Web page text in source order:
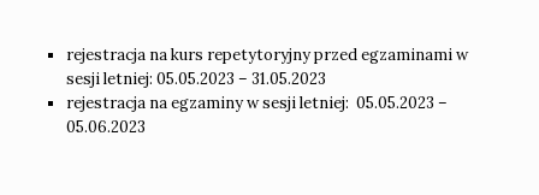
rejestracja na kurs repetytoryjny przed egzaminami w
sesji letniej: 05.05.2023 – 31.05.2023
rejestracja na egzaminy w sesji letniej: 05.05.2023 –
05.06.2023